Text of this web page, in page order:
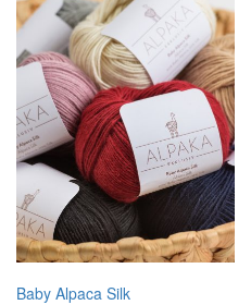
Baby Alpaca Silk